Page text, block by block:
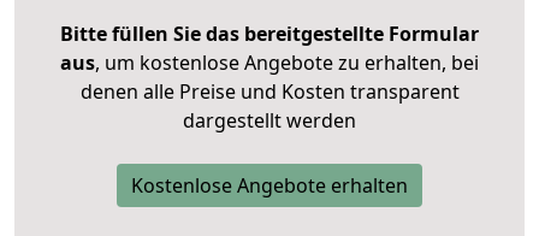
Bitte füllen Sie das bereitgestellte Formular
aus, um kostenlose Angebote zu erhalten, bei
denen alle Preise und Kosten transparent
dargestellt werden
Kostenlose Angebote erhalten